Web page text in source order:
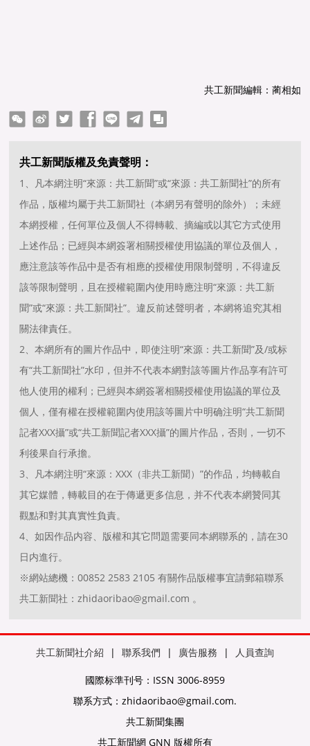
共工新聞編輯：蔺相如
linetelegram copy
共工新聞版權及免責聲明：
1、凡本網注明“來源：共工新聞”或“來源：共工新聞社”的所有
作品，版權均屬于共工新聞社（本網另有聲明的除外）；未經
本網授權，任何單位及個人不得轉載、摘編或以其它方式使用
上述作品；已經與本網簽署相關授權使用協議的單位及個人，
應注意該等作品中是否有相應的授權使用限制聲明，不得違反
該等限制聲明，且在授權範圍内使用時應注明“來源：共工新
聞”或“來源：共工新聞社”。違反前述聲明者，本網将追究其相
關法律責任。
2、本網所有的圖片作品中，即使注明“來源：共工新聞”及/或标
有“共工新聞社”水印，但并不代表本網對該等圖片作品享有許可
他人使用的權利；已經與本網簽署相關授權使用協議的單位及
個人，僅有權在授權範圍内使用該等圖片中明确注明“共工新聞
記者XXX攝”或“共工新聞記者XXX攝”的圖片作品，否則，一切不
利後果自行承擔。
3、凡本網注明“來源：XXX（非共工新聞）”的作品，均轉載自
其它媒體，轉載目的在于傳遞更多信息，并不代表本網贊同其
觀點和對其真實性負責。
4、如因作品内容、版權和其它問題需要同本網聯系的，請在30
日内進行。
※網站總機：00852 2583 2105 有關作品版權事宜請郵箱聯系
共工新聞社：zhidaoribao@gmail.com 。
共工新聞社介紹 | 聯系我們 | 廣告服務 | 人員查詢
國際标準刊号：ISSN 3006-8959
聯系方式：zhidaoribao@gmail.com.
共工新聞集團
共工新聞網 GNN 版權所有